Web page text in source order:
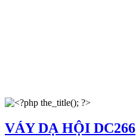
VÁY DẠ HỘI DC266